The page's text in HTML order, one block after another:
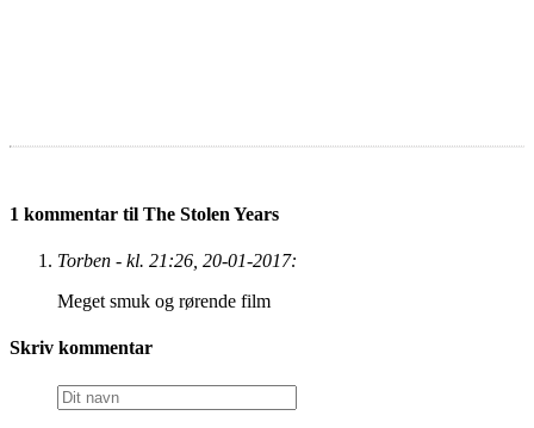
1 kommentar til The Stolen Years
Torben - kl. 21:26, 20-01-2017:
Meget smuk og rørende film
Skriv kommentar